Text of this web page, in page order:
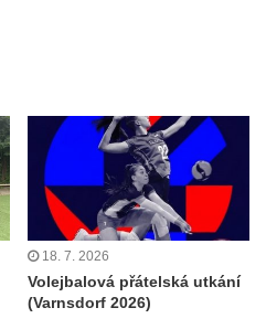
18. 7. 2026
Volejbalová přátelská utkání
(Varnsdorf 2026)